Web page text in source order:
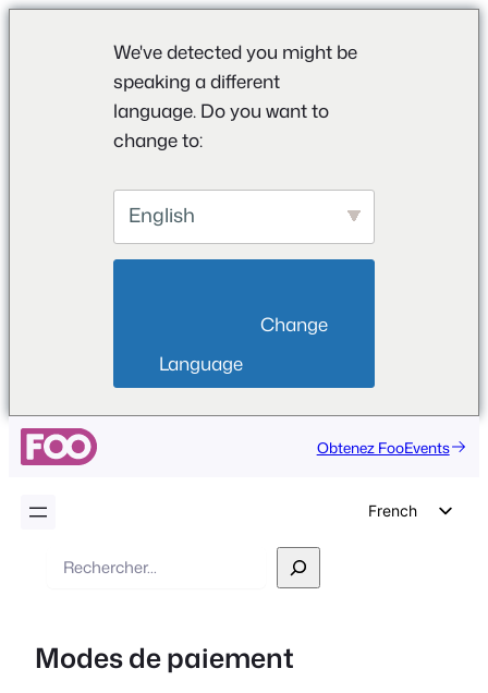
We've detected you might be
speaking a different
language. Do you want to
change to:
English
Language
Obtenez FooEvents
French
Recherche
Modes de paiement